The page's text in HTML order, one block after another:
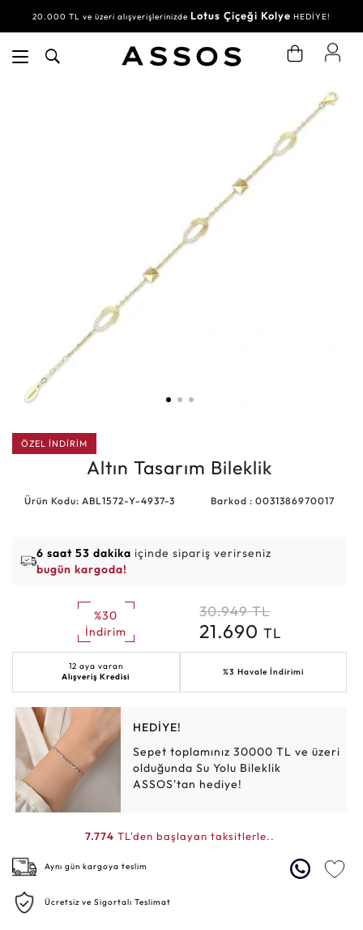
20.000 TL ve üzeri alışverişlerinizde Lotus Çiçeği Kolye HEDİYE!
ÖZEL İNDİRİM
Altın Tasarım Bileklik
Ürün Kodu: ABL1572-Y-4937-3 Barkod : 0031386970017
6 saat 53 dakika içinde sipariş verirseniz
bugün kargoda!
%30
İndirim
30.949 TL
21.690TL
12 aya varan
Alışveriş Kredisi
%3 Havale İndirimi
HEDİYE!
Sepet toplamınız 30000 TL ve üzeri
olduğunda Su Yolu Bileklik
ASSOS'tan hediye!
7.774 TL'den başlayan taksitlerle..
Aynı gün kargoya teslim
Ücretsiz ve Sigortalı Teslimat